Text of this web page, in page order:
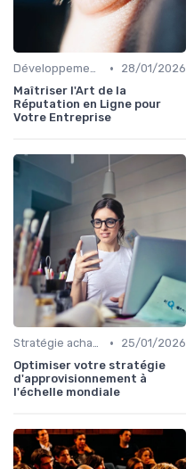
Développement personnel •
28/01/2026
Maîtriser l'Art de la
Réputation en Ligne pour
Votre Entreprise
Stratégie achats •
25/01/2026
Optimiser votre stratégie
d'approvisionnement à
l'échelle mondiale